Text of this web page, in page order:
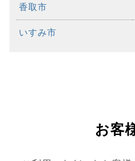
香取市
いすみ市
お客